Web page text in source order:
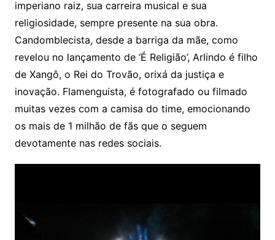
imperiano raiz, sua carreira musical e sua
religiosidade, sempre presente na sua obra.
Candomblecista, desde a barriga da mãe, como
revelou no lançamento de ‘É Religião’, Arlindo é filho
de Xangô, o Rei do Trovão, orixá da justiça e
inovação. Flamenguista, é fotografado ou filmado
muitas vezes com a camisa do time, emocionando
os mais de 1 milhão de fãs que o seguem
devotamente nas redes sociais.